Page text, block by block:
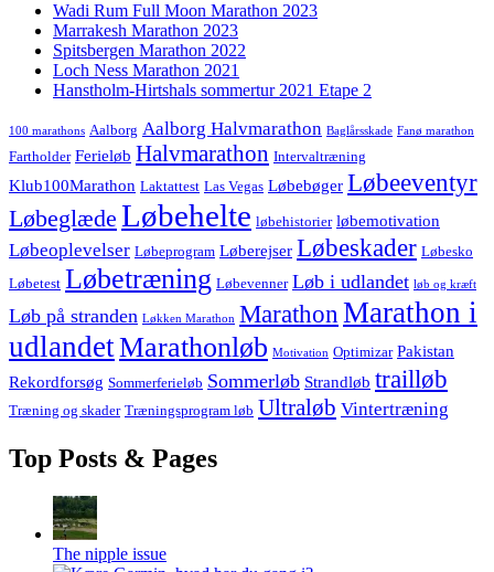
Wadi Rum Full Moon Marathon 2023
Marrakesh Marathon 2023
Spitsbergen Marathon 2022
Loch Ness Marathon 2021
Hanstholm-Hirtshals sommertur 2021 Etape 2
100 marathons Aalborg Aalborg Halvmarathon Baglårsskade Fanø marathon
Fartholder Ferieløb Halvmarathon Intervaltræning
Klub100Marathon Laktattest Las Vegas Løbebøger Løbeeventyr
Løbeglæde Løbehelte løbehistorier løbemotivation
Løbeoplevelser Løbeprogram Løberejser Løbeskader Løbesko
Løbetest Løbetræning Løbevenner Løb i udlandet løb og kræft
Løb på stranden Løkken Marathon Marathon Marathon i
udlandetMarathonløb Motivation Optimizar Pakistan
Rekordforsøg Sommerferieløb Sommerløb Strandløb trailløb
Træning og skader Træningsprogram løb Ultraløb Vintertræning
Top Posts & Pages
The nipple issue